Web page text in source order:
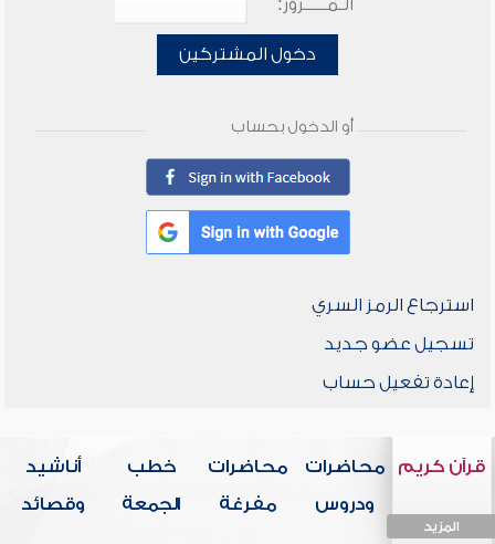
الـمـــــرور:
دخول المشتركين
أو الدخول بحساب
استرجاع الرمز السري
تسجيل عضو جديد
إعادة تفعيل حساب
قرآن كريم
المزيد
محاضرات
ودروس
محاضرات
مفرغة
خطب
الجمعة
أناشيد
وقصائد